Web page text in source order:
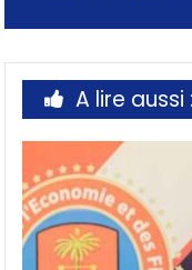
A lire aussi :